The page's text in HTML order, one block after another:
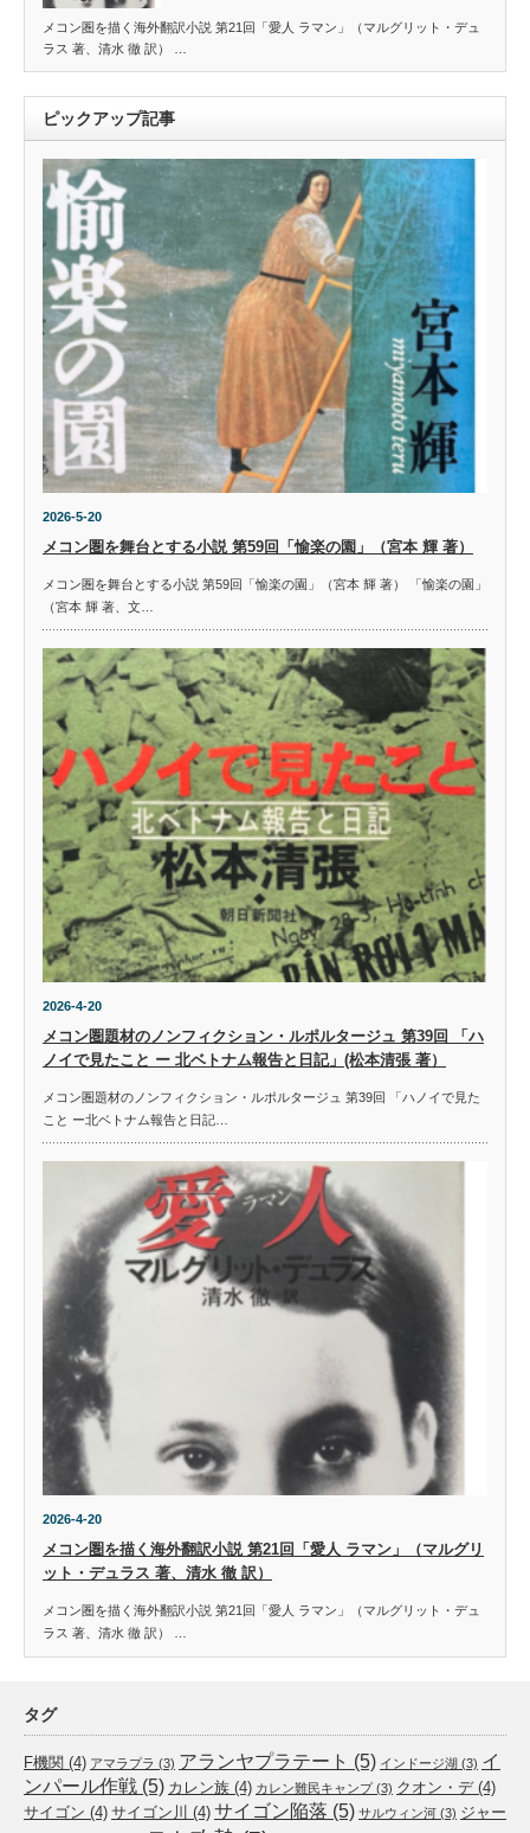
メコン圏を描く海外翻訳小説 第21回「愛人 ラマン」（マルグリット・デュ
ラス 著、清水 徹 訳） …
ピックアップ記事
2026-5-20
メコン圏を舞台とする小説 第59回「愉楽の園」（宮本 輝 著）
メコン圏を舞台とする小説 第59回「愉楽の園」（宮本 輝 著） 「愉楽の園」
（宮本 輝 著、文…
2026-4-20
メコン圏題材のノンフィクション・ルポルタージュ 第39回 「ハ
ノイで見たこと ー 北ベトナム報告と日記」(松本清張 著）
メコン圏題材のノンフィクション・ルポルタージュ 第39回 「ハノイで見た
こと ー北ベトナム報告と日記…
2026-4-20
メコン圏を描く海外翻訳小説 第21回「愛人 ラマン」（マルグリ
ット・デュラス 著、清水 徹 訳）
メコン圏を描く海外翻訳小説 第21回「愛人 ラマン」（マルグリット・デュ
ラス 著、清水 徹 訳） …
タグ
F機関 (4) アマラプラ (3) アランヤプラテート (5) インドージ湖 (3) イ
ンパール作戦 (5) カレン族 (4) カレン難民キャンプ(3) クオン・デ(4)
サイゴン (4) サイゴン川 (4) サイゴン陥落 (5) サルウィン河 (3) ジャー